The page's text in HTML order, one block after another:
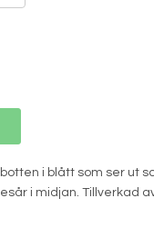
i blått som ser ut
i midjan. Tillverkad